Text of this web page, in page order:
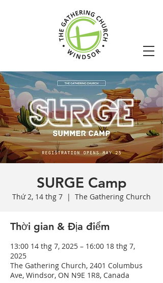
SURGE Camp
Thứ 2, 14 thg 7
  |
The Gathering Church
Thời gian & Địa điểm
13:00 14 thg 7, 2025 – 16:00 18 thg 7,
2025
The Gathering Church, 2401 Columbus
Ave, Windsor, ON N9E 1R8, Canada